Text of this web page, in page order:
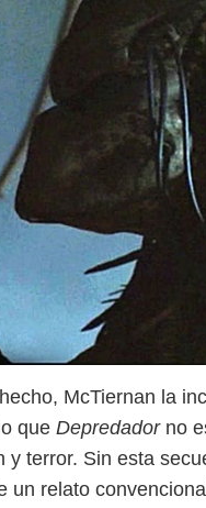
McTiernan la
que Depredadorno
y terror. Sin esta
un relato